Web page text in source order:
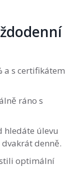
a s certifikátem
ráno s
hledáte úlevu
denně.
optimální